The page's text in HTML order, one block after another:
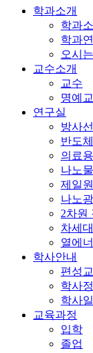
학과소개
학과
학과
오시
교수소개
교수
명예
연구실
방사
반도
의료
나노
제일
나노
2차원
차세
열에
학사안내
편성
학사
학사
교육과정
입학
졸업